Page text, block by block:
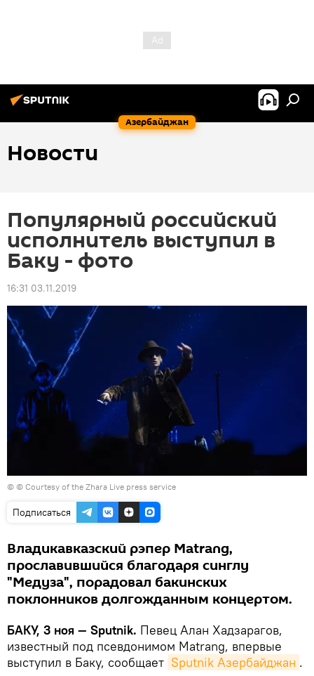
Азербайджан
Новости
Популярный российский
исполнитель выступил в
Баку - фото
16:31 03.11.2019
© © Сourtesy of the Zhara Live press service
Подписаться
Владикавказский рэпер Matrang,
прославившийся благодаря синглу
"Медуза", порадовал бакинских
поклонников долгожданным концертом.
БАКУ, 3 ноя — Sputnik. Певец Алан Хадзарагов,
известный под псевдонимом Matrang, впервые
выступил в Баку, сообщает Sputnik Азербайджан .